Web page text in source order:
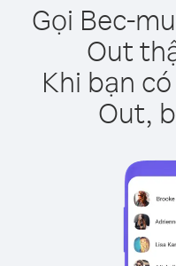
Gọi Bec-
Out
Khi bạn
Out,